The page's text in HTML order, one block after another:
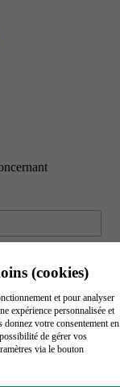
(cookies)
et pour analyser
expérience personnalisée et
votre consentement en
de gérer vos
via le bouton